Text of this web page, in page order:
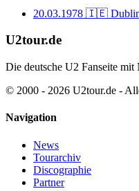
20.03.1978 🇮🇪
U2tour.de
Die deutsche U2 Fanseite
© 2000 - 2026 U2tour.de -
Navigation
News
Tourarchiv
Discographie
Partner